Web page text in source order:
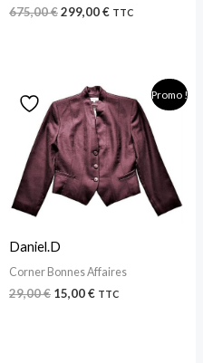
675,00€299,00€ TTC
Promo !
Daniel.D
Corner Bonnes Affaires
29,00€
prix
initial
était :
29,00 €.
15,00€
Le
prix
actuel
est :
15,00 €.
TTC